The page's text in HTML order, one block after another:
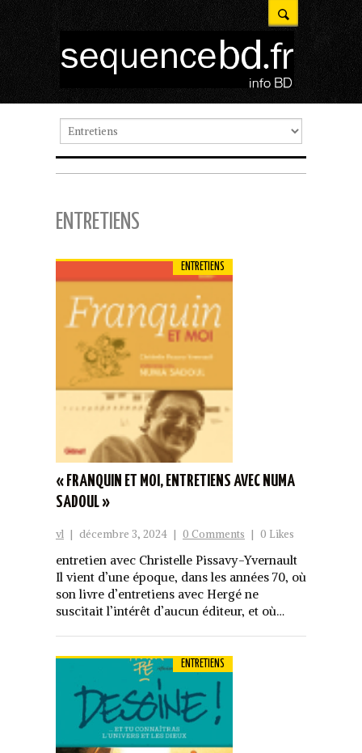
ENTRETIENS
ENTRETIENS
« FRANQUIN ET MOI, ENTRETIENS AVEC NUMA
SADOUL »
vl | décembre 3, 2024 | 0 Comments | 0 Likes
entretien avec Christelle Pissavy-Yvernault
Il vient d’une époque, dans les années 70, où
son livre d’entretiens avec Hergé ne
suscitait l’intérêt d’aucun éditeur, et où…
ENTRETIENS